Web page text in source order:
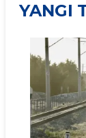
YANGI